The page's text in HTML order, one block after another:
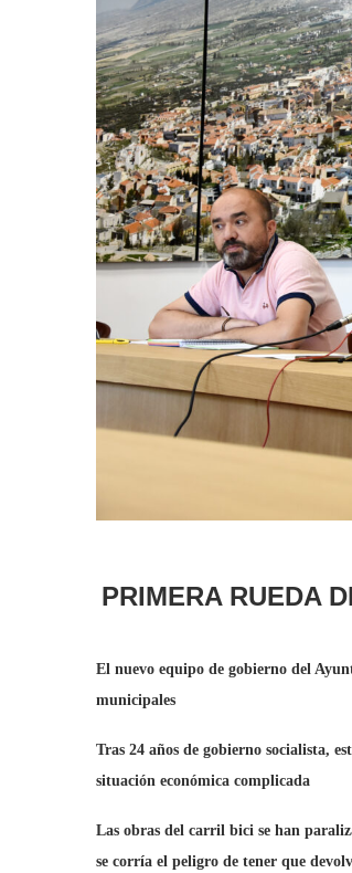
PRIMERA RUEDA
El nuevo equipo de gobierno del
municipales
Tras 24 años de gobierno socialista,
situación económica complicada
Las obras del carril bici se han
se corría el peligro de tener que